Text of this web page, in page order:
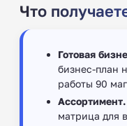
Что
Готовая
бизнес-план
работы 90
Ассортимент.
матрица для